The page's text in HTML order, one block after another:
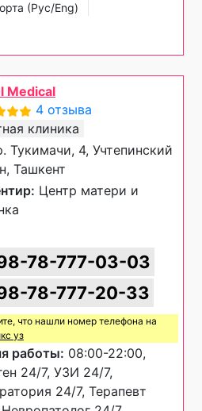
(Рус/Eng)
Medical
4 отзыва
клиника
Тукимачи, 4, Учтепинский
Ташкент
Центр матери и
78-777-03-03
78-777-20-33
что нашли номер телефона на
уз
работы: 08:00-22:00,
24/7, УЗИ 24/7,
24/7, Терапевт